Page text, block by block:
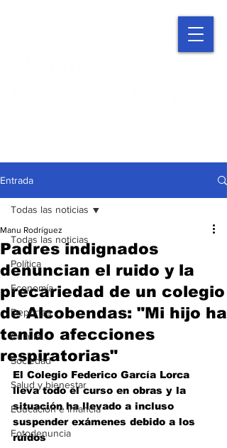
Entrada
Todas las noticias
Política
Economía
Deportes
Cultura
Sociedad
Salud y bienestar
Educación e infancia
Fotodenuncia
Todas las noticias
Padres indignados
denuncian el ruido y la
precariedad de un colegio
de Alcobendas: "Mi hijo ha
tenido afecciones
respiratorias"
Manu Rodríguez
El Colegio Federico García Lorca
lleva todo el curso en obras y la
situación ha llevado a incluso
suspender exámenes debido a los
ruidos